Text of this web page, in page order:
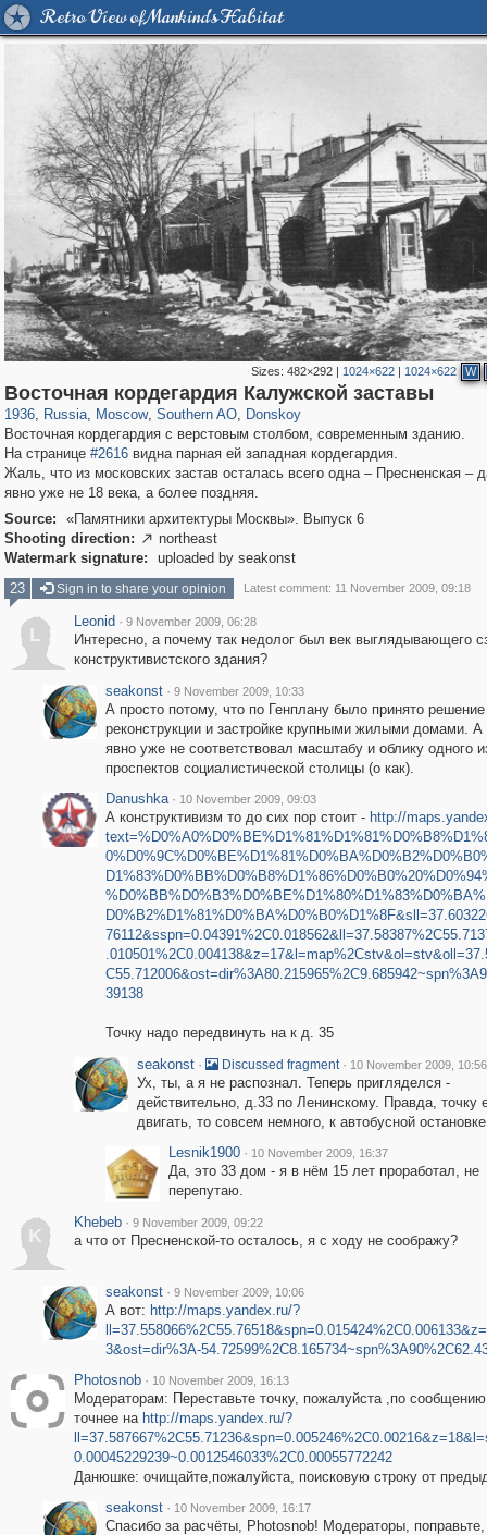
Retro View of Mankind's Habitat
Sizes: 482×292| 1024×622| 1024×622 W
Восточная кордегардия Калужской заставы
1936, Russia
1,406,257 29,243
, Moscow
319,779 8,286
, Southern AO
21,637 390
, Donskoy
2,831 59
Восточная кордегардия с верстовым столбом, современным зданию.
На странице #2616видна парная ей западная кордегардия.
Жаль, что из московских застав осталась всего одна – Пресненская –
явно уже не 18 века, а более поздняя.
Source:
«Памятники архитектуры Москвы». Выпуск 6
Shooting direction:  northeast
Watermark signature:
uploaded by seakonst
23
Sign in to share your opinion Latest comment: 11 November 2009, 09:18
L
Leonid · 9 November 2009, 06:28
Интересно, а почему так недолог был век выглядывающего
конструктивистского здания?
seakonst · 9 November 2009, 10:33
А просто потому, что по Генплану было принято
реконструкции и застройке крупными жилыми домами. А
явно уже не соответствовал масштабу и облику одного
проспектов социалистической столицы (о как).
Danushka · 10 November 2009, 09:03
А конструктивизм то до сих пор стоит - http://
39138
Точку надо передвинуть на к д. 35
seakonst · Discussed fragment · 10 November 2009, 10:56
Ух, ты, а я не распознал. Теперь пригляделся -
действительно, д.33 по Ленинскому. Правда, точку
двигать, то совсем немного, к автобусной
Lesnik1900 · 10 November 2009, 16:37
Да, это 33 дом - я в нём 15 лет проработал, не
перепутаю.
K
Khebeb · 9 November 2009, 09:22
а что от Пресненской-то осталось, я с ходу не соображу?
seakonst · 9 November 2009, 10:06
А вот: http://maps.yandex.ru/?
3&ost=dir%3A-
Photosnob · 10 November 2009, 16:13
Модераторам: Переставьте точку, пожалуйста ,по
точнее на http://maps.yandex.ru/?
0.00045229239~0.0012546033%2C0.00055772242
Данюшке: очищайте,пожалуйста, поисковую строку от
seakonst · 10 November 2009, 16:17
Спасибо за расчёты, Photosnob! Модераторы,